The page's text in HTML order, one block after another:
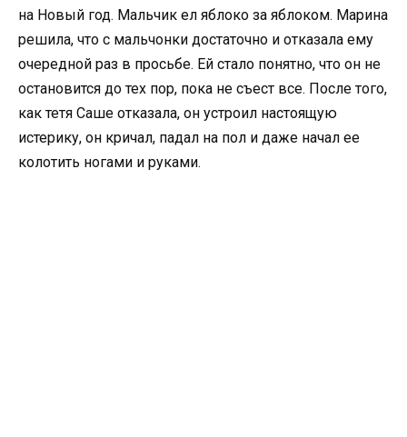
на Новый год. Мальчик ел яблоко за яблоком. Марина
решила, что с мальчонки достаточно и отказала ему
очередной раз в просьбе. Ей стало понятно, что он не
остановится до тех пор, пока не съест все. После того,
как тетя Саше отказала, он устроил настоящую
истерику, он кричал, падал на пол и даже начал ее
колотить ногами и руками.